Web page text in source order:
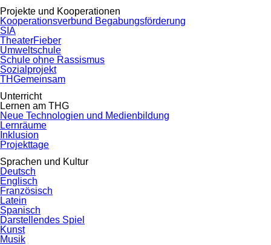
Projekte und Kooperationen
Kooperationsverbund Begabungsförderung
SIA
TheaterFieber
Umweltschule
Schule ohne Rassismus
Sozialprojekt
THGemeinsam
Unterricht
Lernen am THG
Neue Technologien und Medienbildung
Lernräume
Inklusion
Projekttage
Sprachen und Kultur
Deutsch
Englisch
Französisch
Latein
Spanisch
Darstellendes Spiel
Kunst
Musik